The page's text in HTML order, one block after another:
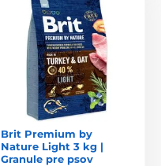
Brit Premium by
Nature Light 3 kg |
Granule pre psov